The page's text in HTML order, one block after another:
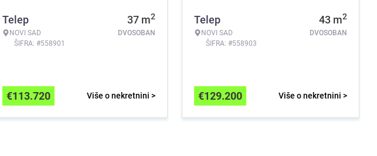
Telep
NOVI SAD
ŠIFRA: #558901
37 m2
DVOSOBAN
Više o nekretnini >
€113.720
Telep
NOVI SAD
ŠIFRA: #558903
43 m2
DVOSOBAN
Više o nekretnini >
€129.200